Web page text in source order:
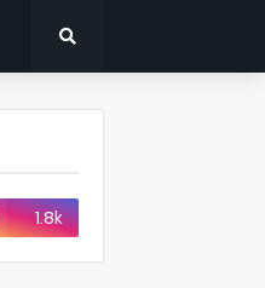
1.8k